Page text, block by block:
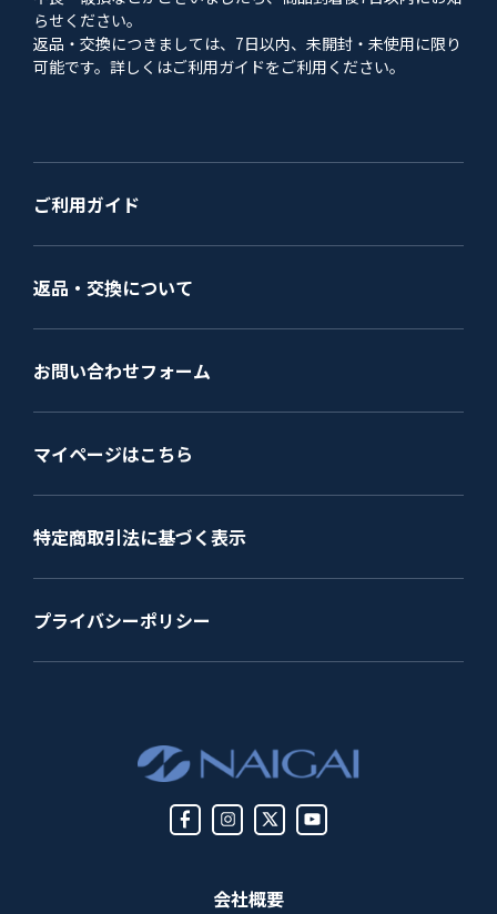
会社概要
らせください。
返品・交換につきましては、7日以内、未開封・未使用に限り
可能です。詳しくはご利用ガイドをご利用ください。
ご利用ガイド
返品・交換について
お問い合わせフォーム
マイページはこちら
特定商取引法に基づく表示
プライバシーポリシー